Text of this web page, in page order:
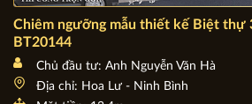
Chiêm ngưỡng mẫu thiết kế Biệt thự